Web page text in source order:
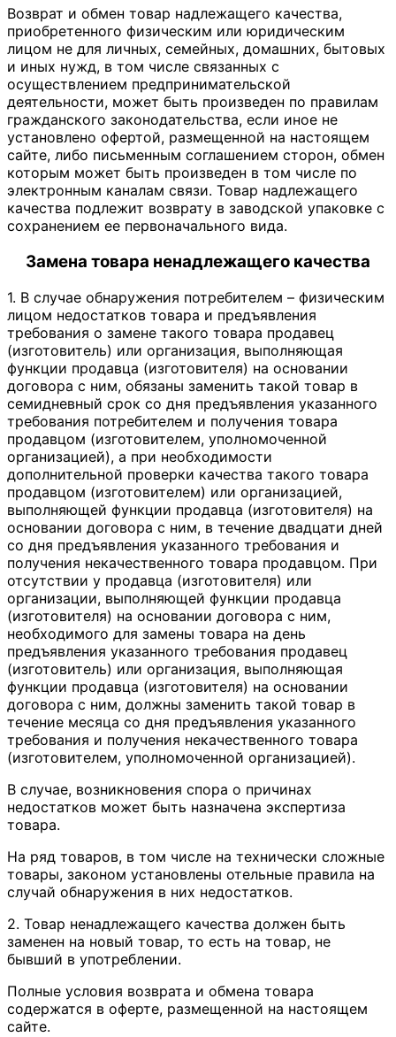
Возврат и обмен товар надлежащего качества,
приобретенного физическим или юридическим
лицом не для личных, семейных, домашних, бытовых
и иных нужд, в том числе связанных с
осуществлением предпринимательской
деятельности, может быть произведен по правилам
гражданского законодательства, если иное не
установлено офертой, размещенной на настоящем
сайте, либо письменным соглашением сторон, обмен
которым может быть произведен в том числе по
электронным каналам связи. Товар надлежащего
качества подлежит возврату в заводской упаковке с
сохранением ее первоначального вида.
Замена товара ненадлежащего качества
1. В случае обнаружения потребителем – физическим
лицом недостатков товара и предъявления
требования о замене такого товара продавец
(изготовитель) или организация, выполняющая
функции продавца (изготовителя) на основании
договора с ним, обязаны заменить такой товар в
семидневный срок со дня предъявления указанного
требования потребителем и получения товара
продавцом (изготовителем, уполномоченной
организацией), а при необходимости
дополнительной проверки качества такого товара
продавцом (изготовителем) или организацией,
выполняющей функции продавца (изготовителя) на
основании договора с ним, в течение двадцати дней
со дня предъявления указанного требования и
получения некачественного товара продавцом. При
отсутствии у продавца (изготовителя) или
организации, выполняющей функции продавца
(изготовителя) на основании договора с ним,
необходимого для замены товара на день
предъявления указанного требования продавец
(изготовитель) или организация, выполняющая
функции продавца (изготовителя) на основании
договора с ним, должны заменить такой товар в
течение месяца со дня предъявления указанного
требования и получения некачественного товара
(изготовителем, уполномоченной организацией).
В случае, возникновения спора о причинах
недостатков может быть назначена экспертиза
товара.
На ряд товаров, в том числе на технически сложные
товары, законом установлены отельные правила на
случай обнаружения в них недостатков.
2. Товар ненадлежащего качества должен быть
заменен на новый товар, то есть на товар, не
бывший в употреблении.
Полные условия возврата и обмена товара
содержатся в оферте, размещенной на настоящем
сайте.